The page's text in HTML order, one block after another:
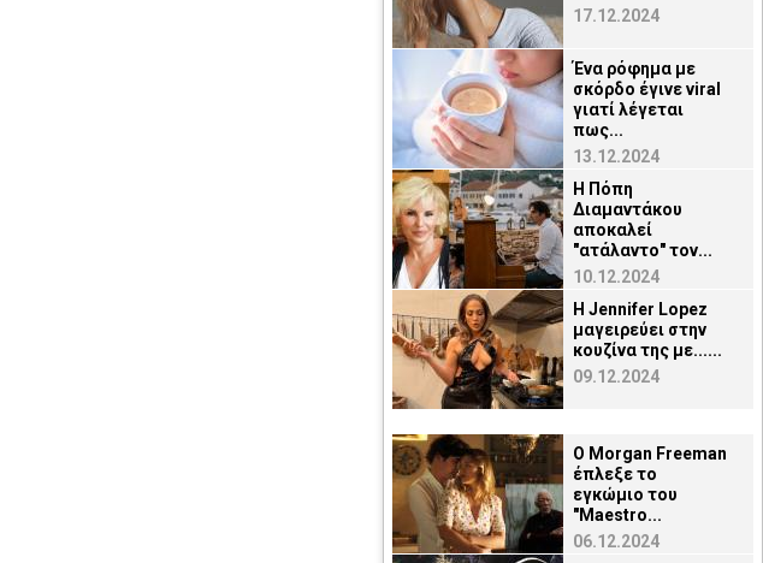
17.12.2024
Ένα ρόφημα με
σκόρδο έγινε viral
γιατί λέγεται
πως...
13.12.2024
Η Πόπη
Διαμαντάκου
αποκαλεί
"ατάλαντο" τον...
10.12.2024
H Jennifer Lopez
μαγειρεύει στην
κουζίνα της με......
09.12.2024
O Μorgan Freeman
έπλεξε το
εγκώμιο του
"Maestro...
06.12.2024